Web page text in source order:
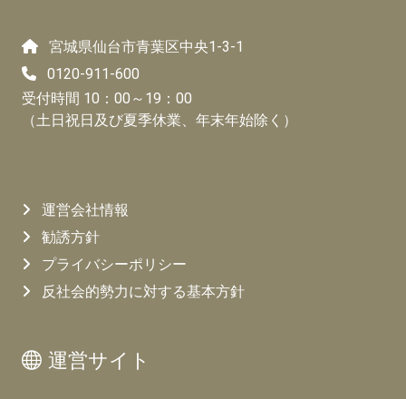
宮城県仙台市青葉区中央1-3-1
0120-911-600
受付時間 10：00～19：00
（土日祝日及び夏季休業、年末年始除く）
運営会社情報
勧誘方針
プライバシーポリシー
反社会的勢力に対する基本方針
運営サイト